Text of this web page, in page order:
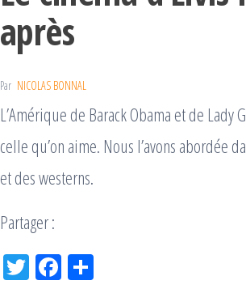
après
Par NICOLAS BONNAL
L’Amérique de Barack Obama et de Lady
celle qu’on aime. Nous l’avons abordée
et des westerns.
Partager :
Tw Fac